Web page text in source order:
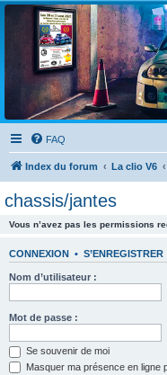
Clio V6 Passion
Le site français des passionnés de
FAQ
Index du forum La clio V6
chassis/jantes
Vous n’avez pas les permissions
CONNEXION • S’ENREGISTRER
Nom d’utilisateur :
Mot de passe :
Se souvenir de moi
Masquer ma présence en ligne